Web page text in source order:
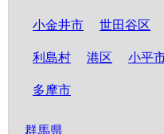
小金井市 世田谷区
利島村 港区 小平
多摩市
群馬県